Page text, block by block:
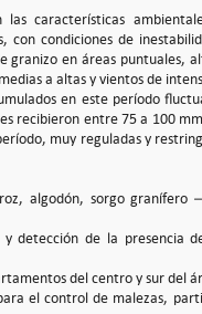
características
con condiciones de
granizo en áreas puntuales,
a altas y vientos de
en este período
recibieron entre 75 a 100
muy reguladas y
algodón, sorgo
detección de la presencia
del centro y sur del
el control de malezas,